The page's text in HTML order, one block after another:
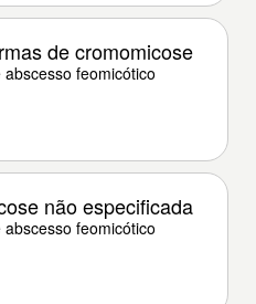
de cromomicose
feomicótico
não especificada
feomicótico